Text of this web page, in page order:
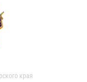
края